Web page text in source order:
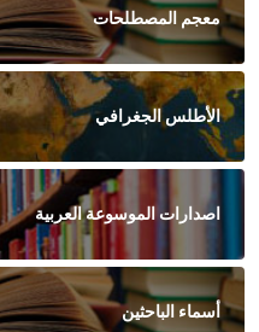
معجم المصطلحات
الأطلس الجغرافي
اصدارات الموسوعة العربية
أسماء الباحثين